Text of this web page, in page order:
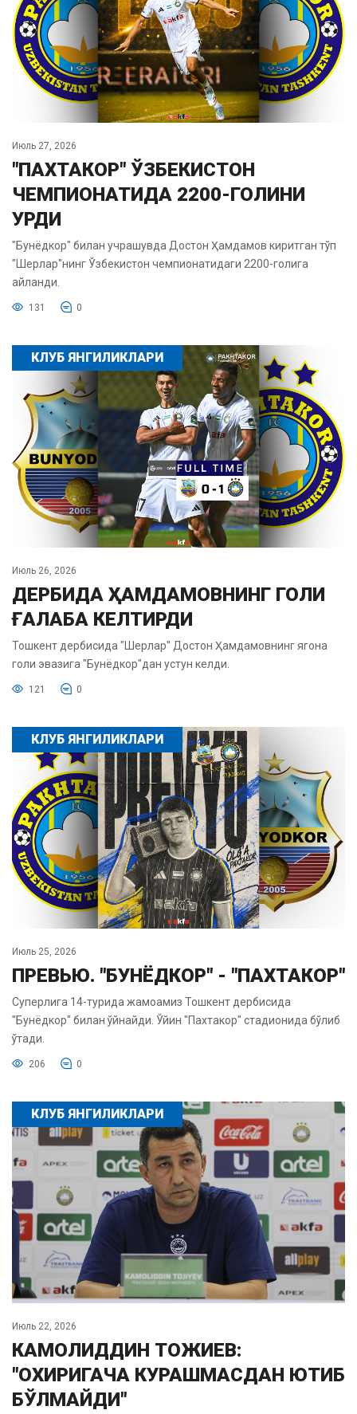
Июль 27, 2026
"ПАХТАКОР" ЎЗБЕКИСТОН
ЧЕМПИОНАТИДА 2200-ГОЛИНИ
УРДИ
"Бунёдкор" билан учрашувда Достон Ҳамдамов киритган тўп
"Шерлар"нинг Ўзбекистон чемпионатидаги 2200-голига
айланди.
131 0
КЛУБ ЯНГИЛИКЛАРИ
Июль 26, 2026
ДЕРБИДА ҲАМДАМОВНИНГ ГОЛИ
ҒАЛАБА КЕЛТИРДИ
Тошкент дербисида "Шерлар" Достон Ҳамдамовнинг ягона
голи эвазига "Бунёдкор"дан устун келди.
121 0
КЛУБ ЯНГИЛИКЛАРИ
Июль 25, 2026
ПРЕВЬЮ. "БУНЁДКОР" - "ПАХТАКОР"
Суперлига 14-турида жамоамиз Тошкент дербисида
"Бунёдкор" билан ўйнайди. Ўйин "Пахтакор" стадионида бўлиб
ўтади.
206 0
КЛУБ ЯНГИЛИКЛАРИ
Июль 22, 2026
КАМОЛИДДИН ТОЖИЕВ:
"ОХИРИГАЧА КУРАШМАСДАН ЮТИБ
БЎЛМАЙДИ"